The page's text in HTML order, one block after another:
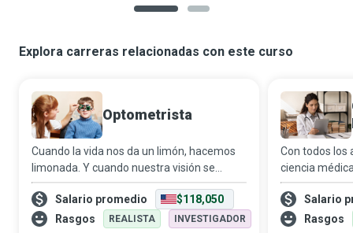
Explora carreras relacionadas con este curso
Optometrista
Cuando la vida nos da un limón, hacemos
limonada. Y cuando nuestra visión se
vuelve borrosa debido a enfermedades o
trastornos del sistema visual, acudimos
con un optometrista. Gracias a estos
Salario promedio
$118,050
Rasgos
REALISTA INVESTIGADOR
Con todos los
ciencia
tenemos
extrañar que
Salario
Rasgos